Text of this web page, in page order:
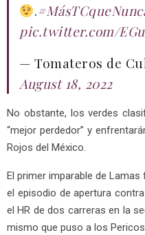
.
pic.twitter.com/
— Tomateros de
August 18, 2022
No obstante, los verdes
“mejor perdedor” y
Rojos del México.
El primer imparable de
el episodio de apertura
el HR de dos carreras en la
mismo que puso a los